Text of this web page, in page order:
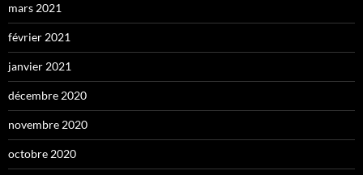
mars 2021
février 2021
janvier 2021
décembre 2020
novembre 2020
octobre 2020